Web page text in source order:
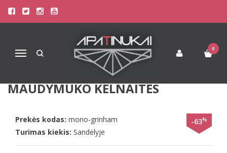
Navigacija
0
Pagrindinis
Paplūdimio Apranga
Maudymosi Kostiumėliai / Maudymukai
ASOS MONO GRINHAM
LANGUOTOS SURIŠAMOS XXL
MAUDYMUKO KELNAITĖS
-63%
Prekės kodas: mono-grinham
Turimas kiekis: Sandėlyje